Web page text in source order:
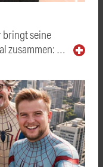
bringt seine
zusammen: …